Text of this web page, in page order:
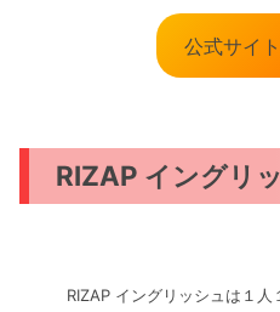
公式サイ
RIZAP イングリ
RIZAP イングリッシュは１